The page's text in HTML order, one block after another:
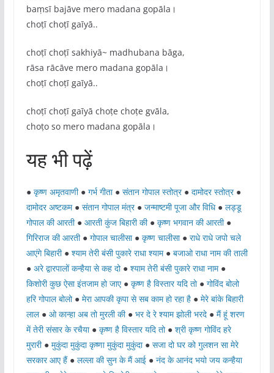
baṃsī bajāve mero madana gopāla।
choṭī choṭī gaīyā..
choṭī choṭī sakhiyā~ madhubana bāga,
rāsa rācāve mero madana gopāla।
choṭī choṭī gaīyā..
choṭī choṭī gaīyā choṭe choṭe gvāla,
choṭo so mero madana gopāla।
यह भी पढ़ें
● कृष्ण अमृतवाणी● गर्भ गीता● संतान गोपाल स्तोत्र● दामोदर स्तोत्र●
दामोदर अष्टकम● संतान गोपाल मंत्र● जन्माष्टमी पूजा और विधि● लड्डू
गोपाल की आरती● आरती कुंज बिहारी की● कृष्ण भगवान की आरती●
गिरिराज की आरती● गोपाल चालीसा● कृष्ण चालीसा● राधे राधे जपो चले
आएंगे बिहारी● श्याम तेरी बंसी पुकारे राधा श्याम● बजाओ राधा नाम की ताली
● अरे द्वारपालों कन्हैया से कह दो● श्याम तेरी बंसी पुकारे राधा नाम ●
किशोरी कुछ ऐसा इंतजाम हो जाए● कृष्ण है विस्तार यदि तो● गोविंद बोलो
हरि गोपाल बोलो● मेरा आपकी कृपा से सब काम हो रहा है● मेरे बांके बिहारी
लाल● ओ कान्हा अब तो मुरली की● भर दे रे श्याम झोली भरदे● मैं हूं शरण
में तेरी संसार के रचैया● कृष्ण है विस्तार यदि तो● श्री कृष्ण गोविंद हरे
मुरारी● मुकुंदा मुकुंदा कृष्णा मुकुंदा मुकुंदा● सजा दो घर को गुलशन सा मेरे
सरकार आए हैं● लल्ला की सुन के मैं आई● नंद के आनंद भयो जय कन्हैया